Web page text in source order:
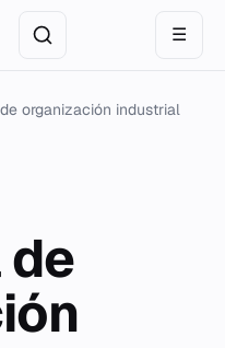
☰
organización industrial
de